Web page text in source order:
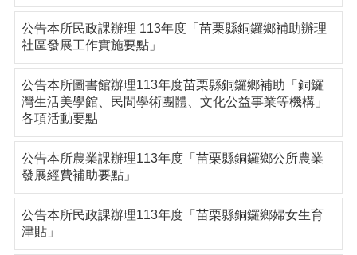
公告本所民政課辦理 113年度「苗栗縣銅鑼鄉補助辦理
社區發展工作實施要點」
公告本所圖書館辦理113年度苗栗縣銅鑼鄉補助「銅鑼
灣生活美學館、民間學術團體、文化公益事業等機構」
各項活動要點
公告本所農業課辦理113年度「苗栗縣銅鑼鄉公所農業
發展經費補助要點」
公告本所民政課辦理113年度「苗栗縣銅鑼鄉婦女生育
津貼」